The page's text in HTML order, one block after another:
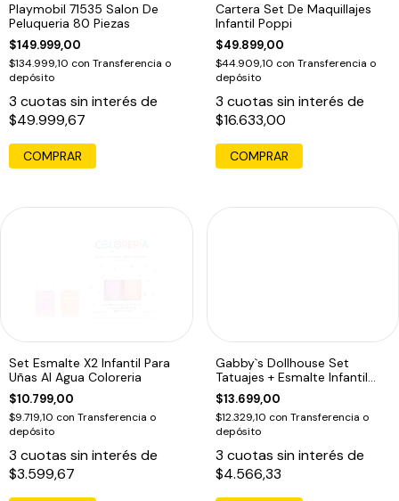
Playmobil 71535 Salon De
Peluqueria 80 Piezas
$149.999,00
$134.999,10 con Transferencia o
depósito
3 cuotas sin interés de
$49.999,67
COMPRAR
Cartera Set De Maquillajes
Infantil Poppi
$49.899,00
$44.909,10 con Transferencia o
depósito
3 cuotas sin interés de
$16.633,00
Set Esmalte X2 Infantil Para
Uñas Al Agua Coloreria
$10.799,00
$9.719,10 con Transferencia o
depósito
3 cuotas sin interés de
$3.599,67
Gabby`s Dollhouse Set
Tatuajes + Esmalte Infantil
1747 Edu
$13.699,00
$12.329,10 con Transferencia o
depósito
3 cuotas sin interés de
$4.566,33